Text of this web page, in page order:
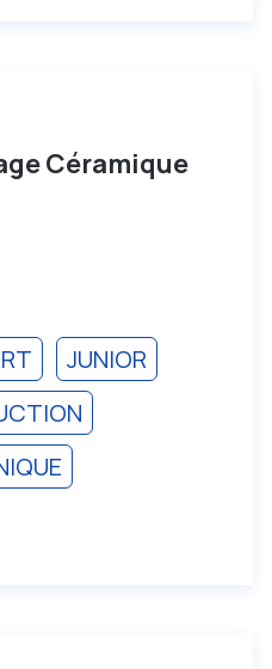
Céramique
JUNIOR